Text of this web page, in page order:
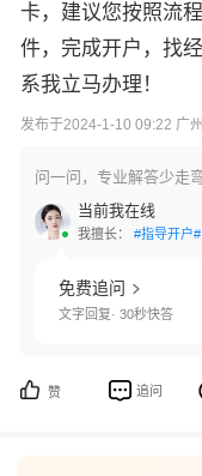
卡，建议您按照流
件，完成开户，找
系我立马办理！
发布于2024-1-10 09:22 广州
问一问，专业解答少走
当前我在线
我擅长： #指导开户#
免费追问
文字回复· 30秒快答
赞 追问